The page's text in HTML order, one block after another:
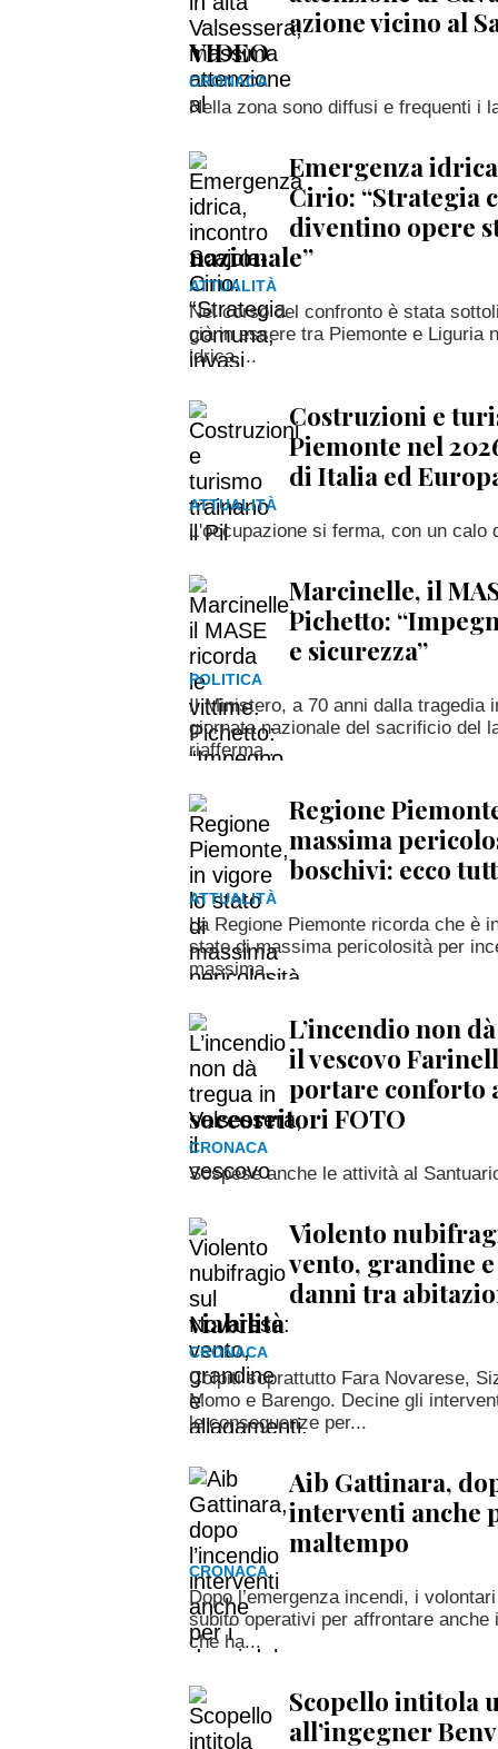
azione vicino al
VIDEO
CRONACA
Nella zona sono diffusi e frequenti i
Emergenza
Cirio: “Strategia
diventino opere
nazionale”
ATTUALITÀ
Nel corso del confronto è stata
già in essere tra Piemonte e Liguria
idrica,...
Costruzioni e
Piemonte nel
di Italia ed
ATTUALITÀ
L'occupazione si ferma, con un calo
Marcinelle, il
Pichetto:
e sicurezza”
POLITICA
Il Ministero, a 70 anni dalla tragedia
giornata nazionale del sacrificio del
riafferma...
Regione
massima
boschivi: ecco
ATTUALITÀ
La Regione Piemonte ricorda che è
stato di massima pericolosità per
massima...
L’incendio non
il vescovo
portare conforto
soccorritori FOTO
CRONACA
Sospese anche le attività al
Violento
vento, grandine
danni tra
viabilità
CRONACA
Colpiti soprattutto Fara Novarese,
Momo e Barengo. Decine gli
le conseguenze per...
Aib Gattinara,
interventi anche
maltempo
CRONACA
Dopo l’emergenza incendi, i
subito operativi per affrontare
che ha...
Scopello intitola
all’ingegner